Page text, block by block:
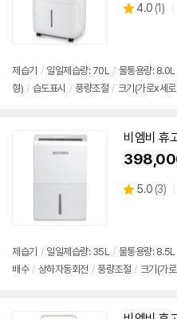
별
4.0 (상
1)
제습기 / 일일제습량: 70L / 물통용량: 8.0L
형) / 습도표시 / 풍량조절 / 크기(가로x세
비엠비 휴
별
5.0 (상
3)
제습기 / 일일제습량: 35L / 물통용량: 8.5L
배수 / 상하자동회전 / 풍량조절 / 크기(가